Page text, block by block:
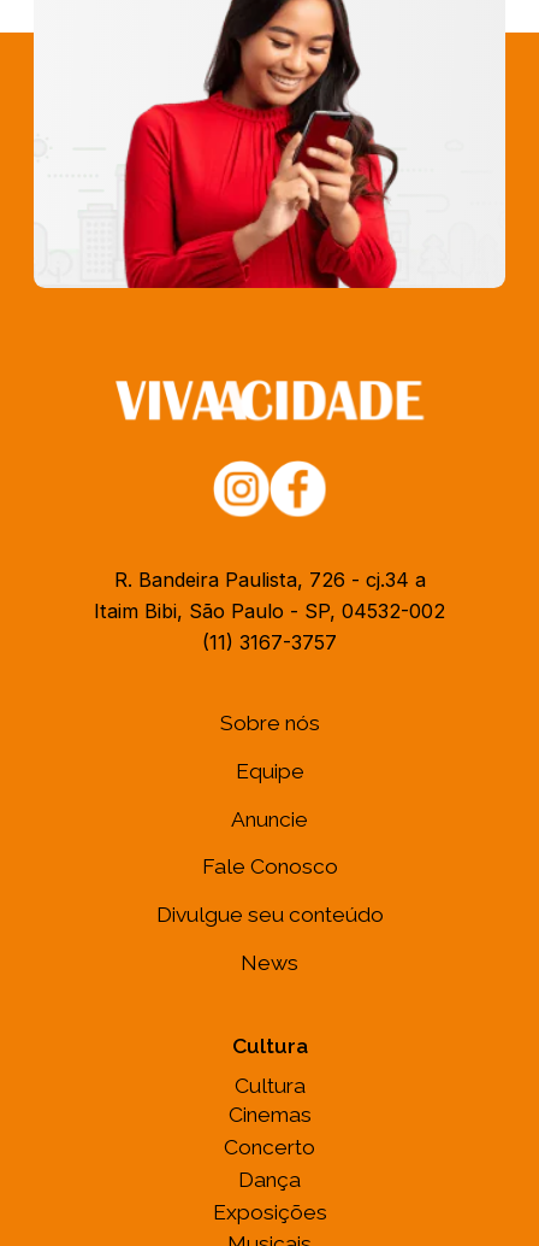
R. Bandeira Paulista, 726 - cj.34 a
Itaim Bibi, São Paulo - SP, 04532-002
(11) 3167-3757
Sobre nós
Equipe
Anuncie
Fale Conosco
Divulgue seu conteúdo
News
Cultura
Cultura
Cinemas
Concerto
Dança
Exposições